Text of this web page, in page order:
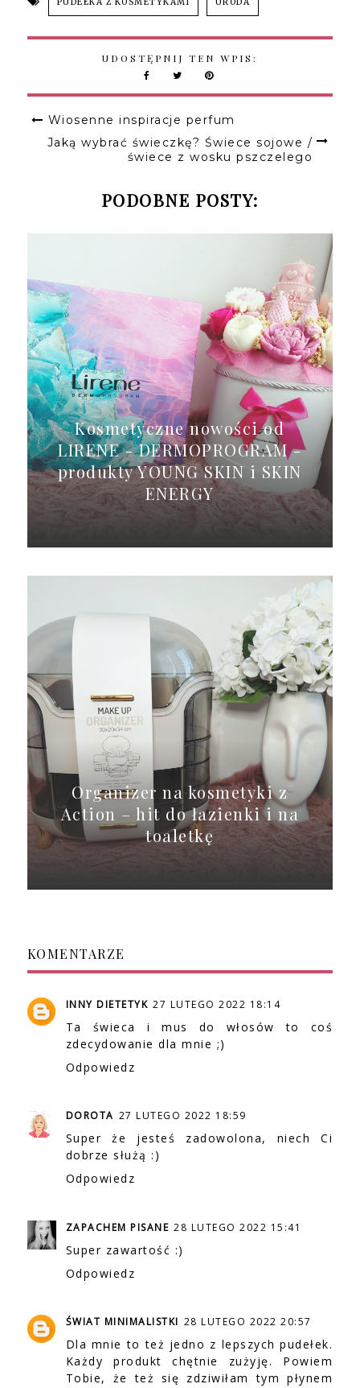
PUDEŁKA Z KOSMETYKAMI URODA
UDOSTĘPNIJ TEN WPIS:
Wiosenne inspiracje perfum
Jaką wybrać świeczkę? Świece sojowe /
świece z wosku pszczelego
PODOBNE POSTY:
Kosmetyczne nowości od
LIRENE - DERMOPROGRAM -
produkty YOUNG SKIN i SKIN
ENERGY
Organizer na kosmetyki z
Action – hit do łazienki i na
toaletkę
KOMENTARZE
INNY DIETETYK 27 LUTEGO 2022 18:14
Ta świeca i mus do włosów to coś
zdecydowanie dla mnie ;)
Odpowiedz
DOROTA 27 LUTEGO 2022 18:59
Super że jesteś zadowolona, niech Ci
dobrze służą :)
Odpowiedz
ZAPACHEM PISANE 28 LUTEGO 2022 15:41
Super zawartość :)
Odpowiedz
ŚWIAT MINIMALISTKI 28 LUTEGO 2022 20:57
Dla mnie to też jedno z lepszych pudełek.
Każdy produkt chętnie zużyję. Powiem
Tobie, że też się zdziwiłam tym płynem